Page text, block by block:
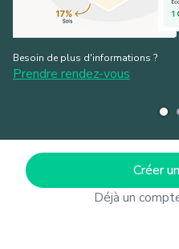
Créer
Déjà un
Besoin de plus d'informations ?
Prendre rendez-vous